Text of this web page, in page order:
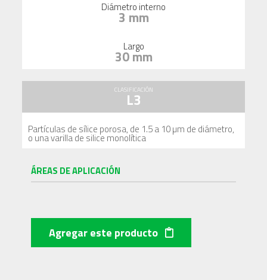
Diámetro interno
3 mm
Largo
30 mm
CLASIFICACIÓN
L3
Partículas de sílice porosa, de 1.5 a 10 µm de diámetro,
o una varilla de silice monolítica
ÁREAS DE APLICACIÓN
Agregar este producto